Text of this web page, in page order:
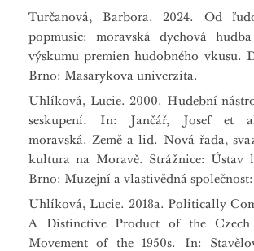
Turčanová, Barbora. 2024. Od
popmusic: moravská dychová
výskumu premien hudobného vkusu.
Brno: Masarykova univerzita.
Uhlíková, Lucie. 2000. Hudební
seskupení. In: Jančář, Josef et
moravská. Země a lid. Nová řada,
kultura na Moravě. Strážnice: Ústav
Brno: Muzejní a vlastivědná společnost:
Uhlíková, Lucie. 2018a. Politically
A Distinctive Product of the
Movement of the 1950s. In: